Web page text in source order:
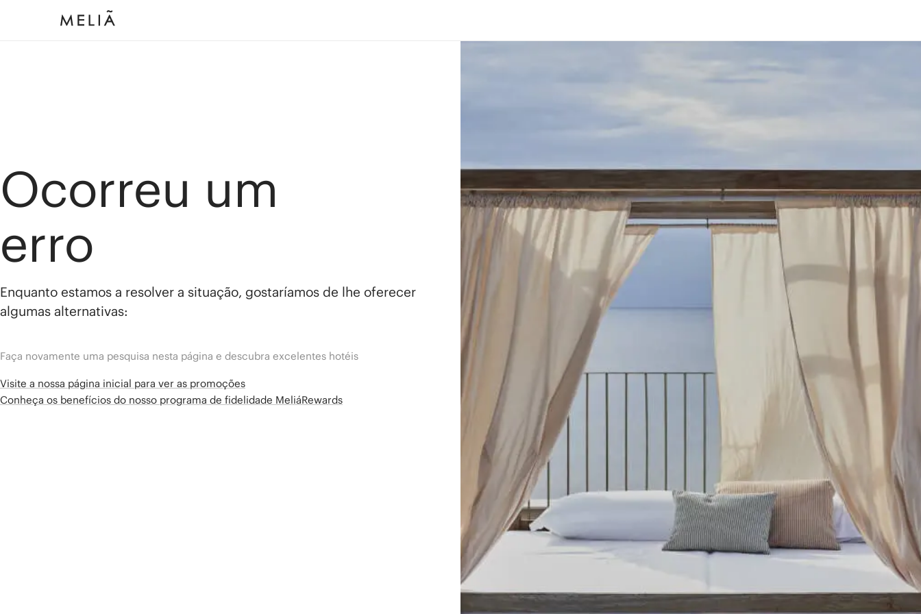
Ocorreu um
erro
Enquanto estamos a resolver a situação, gostaríamos de lhe oferecer
algumas alternativas:
Faça novamente uma pesquisa nesta página e descubra excelentes hotéis
Visite a nossa página inicial para ver as promoções
Conheça os benefícios do nosso programa de fidelidade MeliáRewards